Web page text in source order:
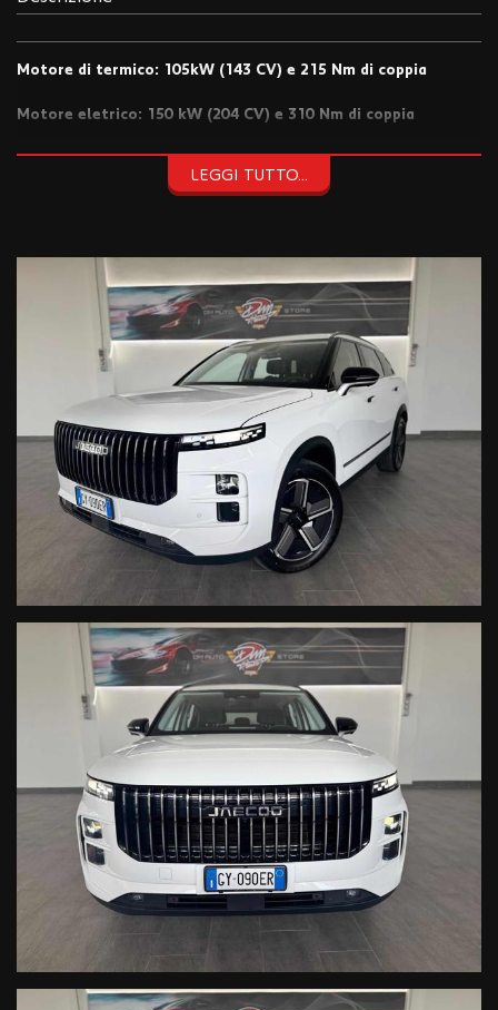
Motore di termico: 105kW (143 CV) e 215 Nm di coppia
Motore eletrico: 150 kW (204 CV) e 310 Nm di coppia
Totale 347cv
un'autonomia in modelità 100% elettrica fino a circa 115-
130km in città.
Autonomia totale: Superiore a 1.200 km
Garanzia 7 anni o 150.00km
- Valutiamo la permuta del tuo usato (DOPO VISIONE E
PROVA DELLO STESSO)
- ORARIO APERTURA:-Lunedì al venerdi 09:00/12:30 -
-Sabato 09:00/12:30 - 14:30/18:30
dell'auto ai numeri di seguito indicati:
Ufficio: 0445 181 35 92Cell. Vendite: 328 60 159 60
DM AUTO STORE S.R.L SEDE:VIA DEL TERZIARIO, 36/A
La dotazione tecnica e gli accessori indicati nella presente
scheda potrebbero non coincidere con
equipagiamento del veicolo, a causa della non uniformità dei
dati pubblicati dai diversiportali.DM Auto Store declina ogni
responsabilità per eventuali involontarie incongruenze, che
rappresentano in alcun modo un impegno contrattuale.
LEGGI TUTTO...